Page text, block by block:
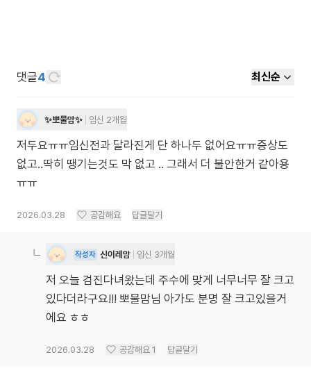
댓글4 최신순
✨뽀물맘✨ 임신 2개월
저두요ㅠㅠ임신전과 달라진게 단 하나두 없어요ㅠㅠ증상도
없고..딱히 땡기는것도 막 없고 .. 그래서 더 불안한거 같아용
ㅠㅠ
2026.03.28 공감해요 답글달기
작성자 신이레맘 임신 3개월
저 오늘 검진다녀왔는데 주수에 맞게 너무너무 잘 크고
있다더라구요!!! 뽀물맘님 아가도 분명 잘 크고있을거
에요 ㅎㅎ
2026.03.28 공감해요 1 답글달기